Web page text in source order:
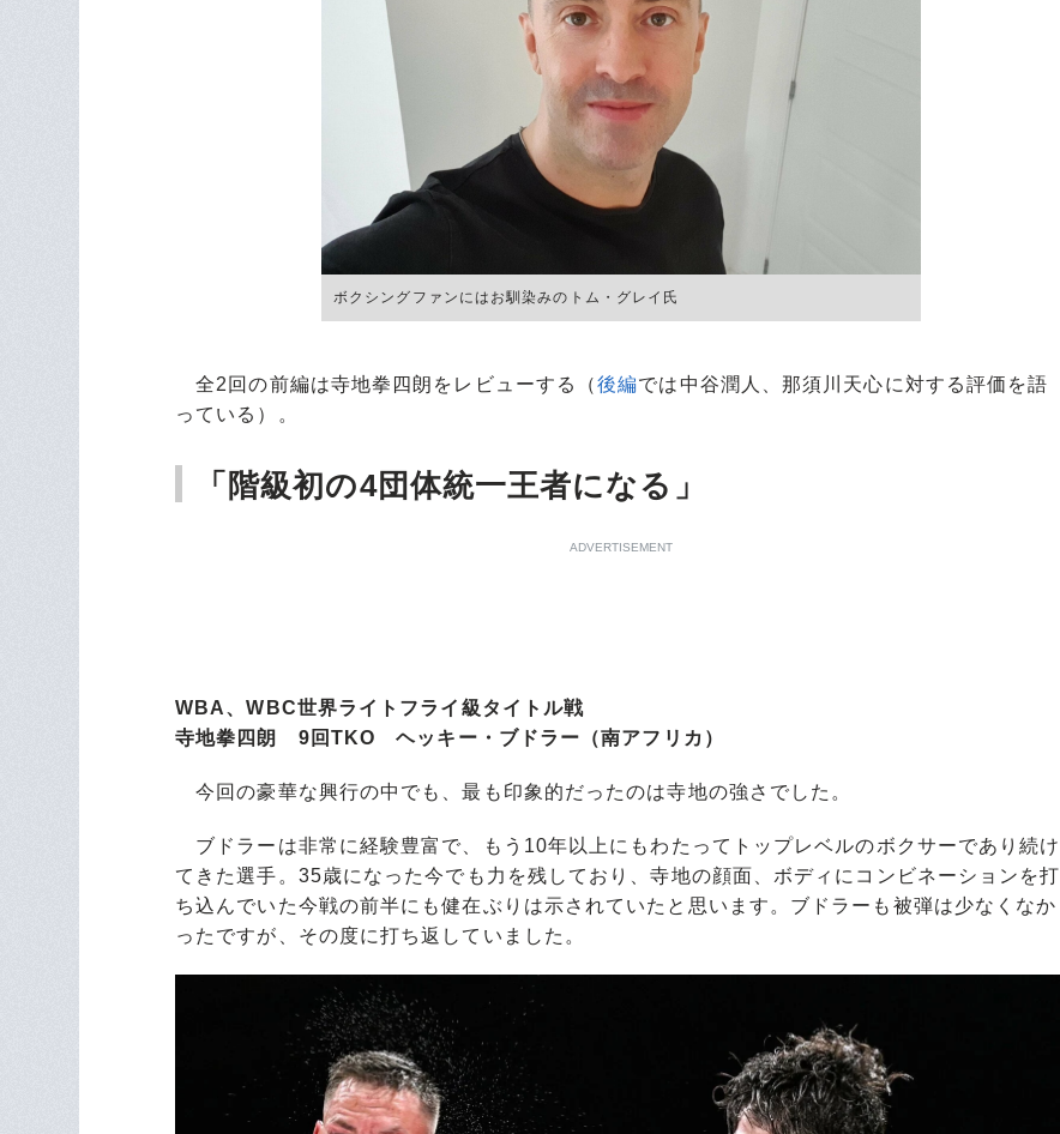
ボクシングファンにはお馴染みのトム・グレイ氏
全2回の前編は寺地拳四朗をレビューする（後編では中谷潤人、那須川天心に対する評価を語
っている）。
「階級初の4団体統一王者になる」
ADVERTISEMENT
WBA、WBC世界ライトフライ級タイトル戦
寺地拳四朗 9回TKO ヘッキー・ブドラー（南アフリカ）
今回の豪華な興行の中でも、最も印象的だったのは寺地の強さでした。
ブドラーは非常に経験豊富で、もう10年以上にもわたってトップレベルのボクサーであり続け
てきた選手。35歳になった今でも力を残しており、寺地の顔面、ボディにコンビネーションを打
ち込んでいた今戦の前半にも健在ぶりは示されていたと思います。ブドラーも被弾は少なくなか
ったですが、その度に打ち返していました。